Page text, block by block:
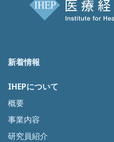
新着情報
IHEPについて
概要
事業内容
研究員紹介